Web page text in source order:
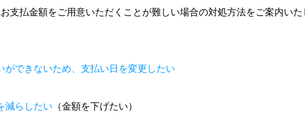
支払金額をご用意いただくことが難しい場合の対処方法をご案内いた
ができないため、支払い日を変更したい
減らしたい （金額を下げたい）